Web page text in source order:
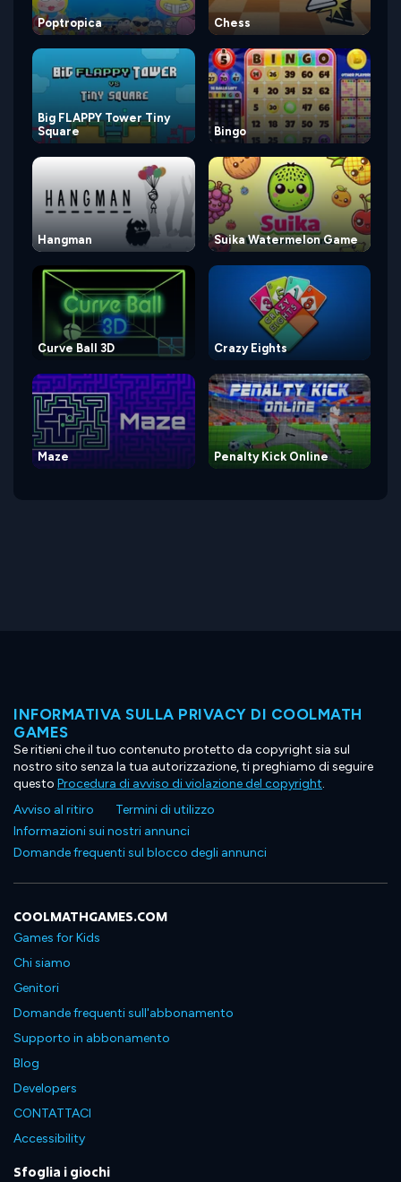
Poptropica Chess
Big FLAPPY Tower Tiny
Square
Bingo
Hangman Suika Watermelon Game
Curve Ball 3D Crazy Eights
Maze Penalty Kick Online
INFORMATIVA SULLA PRIVACY DI COOLMATH
GAMES
Se ritieni che il tuo contenuto protetto da copyright sia sul
nostro sito senza la tua autorizzazione, ti preghiamo di seguire
questo Procedura di avviso di violazione del copyright.
Avviso al ritiro
Termini di utilizzo
Informazioni sui nostri annunci
Domande frequenti sul blocco degli annunci
COOLMATHGAMES.COM
Games for Kids
Chi siamo
Genitori
Domande frequenti sull'abbonamento
Supporto in abbonamento
Blog
Developers
CONTATTACI
Accessibility
Sfoglia i giochi